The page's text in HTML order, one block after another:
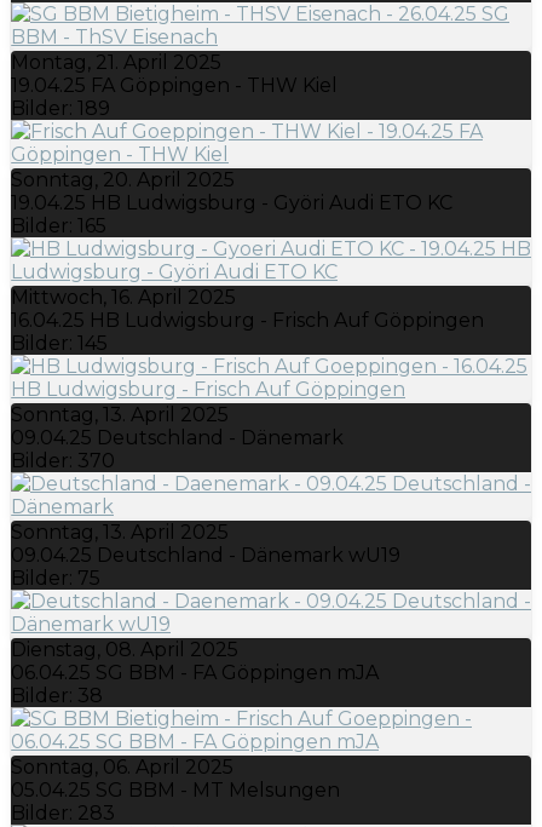
Montag, 21. April 2025
19.04.25 FA Göppingen - THW Kiel
Bilder: 189
Sonntag, 20. April 2025
19.04.25 HB Ludwigsburg - Györi Audi ETO KC
Bilder: 165
Mittwoch, 16. April 2025
16.04.25 HB Ludwigsburg - Frisch Auf Göppingen
Bilder: 145
Sonntag, 13. April 2025
09.04.25 Deutschland - Dänemark
Bilder: 370
Sonntag, 13. April 2025
09.04.25 Deutschland - Dänemark wU19
Bilder: 75
Dienstag, 08. April 2025
06.04.25 SG BBM - FA Göppingen mJA
Bilder: 38
Sonntag, 06. April 2025
05.04.25 SG BBM - MT Melsungen
Bilder: 283